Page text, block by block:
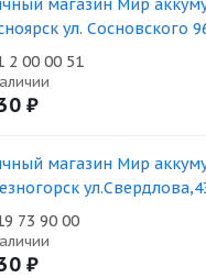
магазин Мир
ул. Сосновского
2 00 00 51
₽
магазин Мир
73 90 00
₽